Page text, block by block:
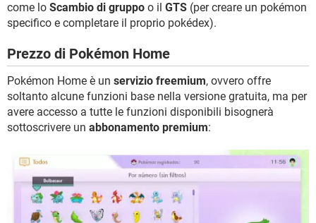
come lo Scambio di gruppo o il GTS (per creare un pokémon
specifico e completare il proprio pokédex).
Prezzo di Pokémon Home
Pokémon Home è un servizio freemium, ovvero offre
soltanto alcune funzioni base nella versione gratuita, ma per
avere accesso a tutte le funzioni disponibili bisognerà
sottoscrivere un abbonamento premium: